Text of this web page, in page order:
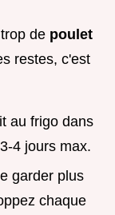
de poulet
restes, c'est
au frigo dans
4 jours max.
garder plus
chaque